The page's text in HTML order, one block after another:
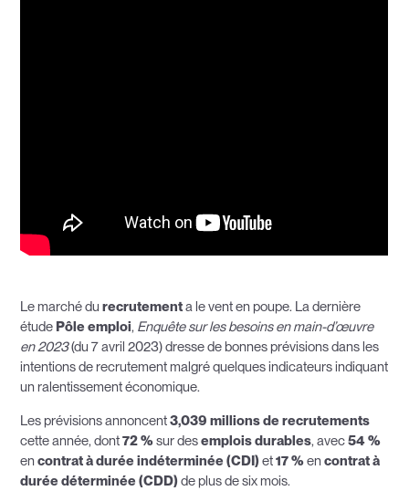
Le marché durecrutementa le vent en poupe. La dernière
étude Pôle emploi, Enquête sur les besoins en main-d’œuvre
en 2023(du 7 avril 2023) dresse de bonnes prévisions dans les
intentions de recrutement malgré quelques indicateurs indiquant
un ralentissement économique.
Les prévisions annoncent3,039 millions de recrutements
cette année, dont72 %sur desemplois durables, avec54 %
encontrat à durée indéterminée (CDI)et17 %encontrat à
durée déterminée (CDD)de plus de six mois.